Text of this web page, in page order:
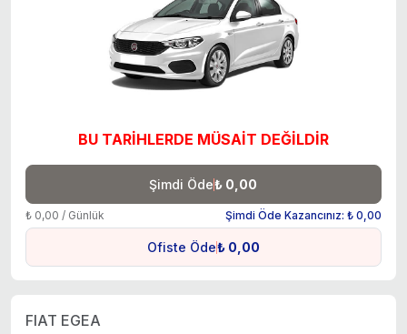
BU TARİHLERDE MÜSAİT DEĞİLDİR
Şimdi Öde₺ 0,00
₺ 0,00 / Günlük Şimdi Öde Kazancınız: ₺ 0,00
Ofiste Öde₺ 0,00
FIAT EGEA